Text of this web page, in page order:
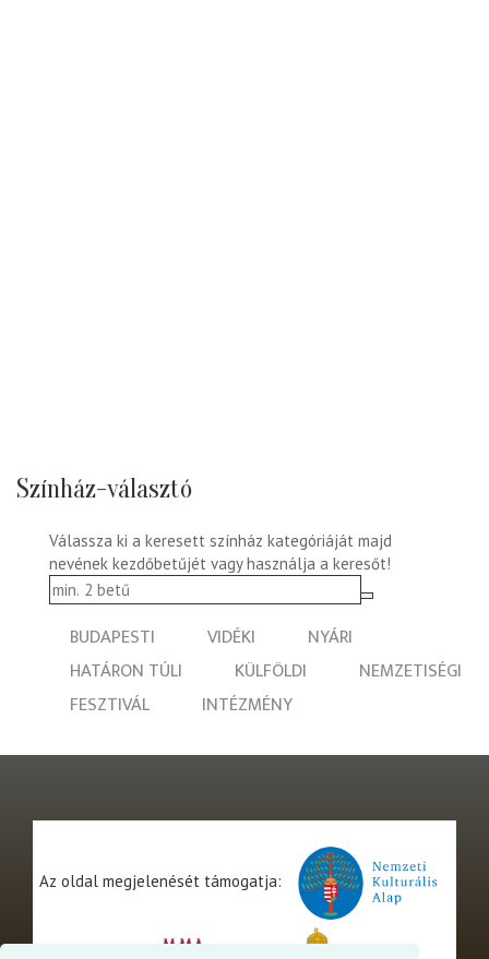
Színház-választó
Válassza ki a keresett színház kategóriáját majd
nevének kezdőbetűjét vagy használja a keresőt!
BUDAPESTI VIDÉKI
NYÁRI
HATÁRON TÚLI
KÜLFÖLDI
NEMZETISÉGI
FESZTIVÁL
INTÉZMÉNY
Az oldal megjelenését támogatja: